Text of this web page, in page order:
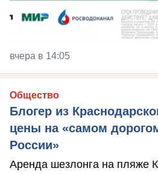
вчера в 14:05
Общество
Блогер из
цены на «самом
России»
Аренда шезлонга на пляже